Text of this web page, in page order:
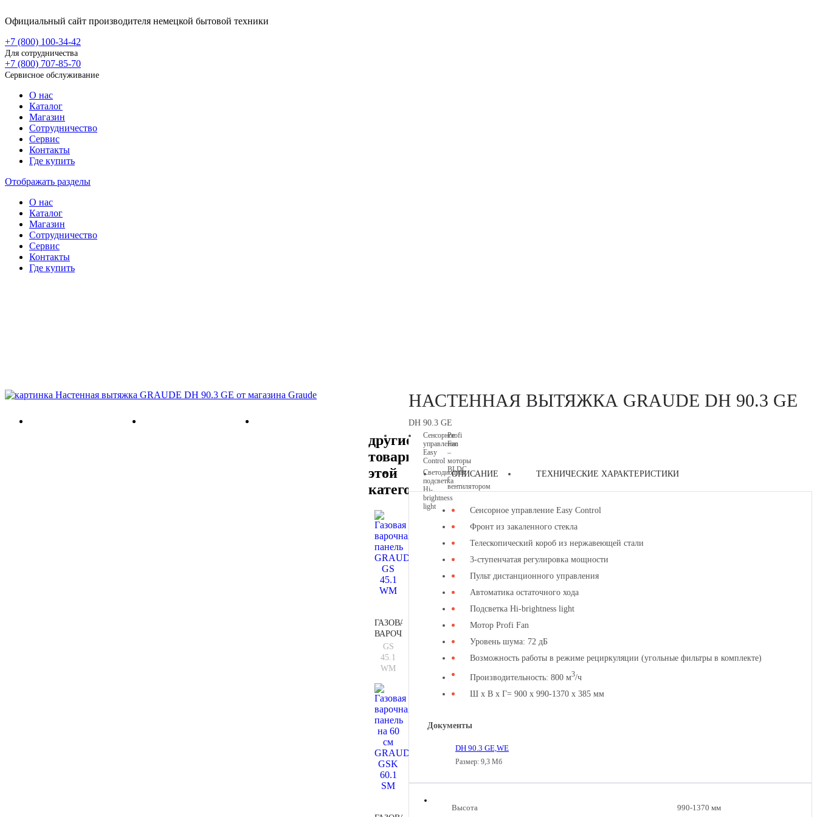
Официальный сайт производителя немецкой бытовой техники
+7 (800) 100-34-42
Для сотрудничества
+7 (800) 707-85-70
Сервисное обслуживание
О нас
Каталог
Магазин
Сотрудничество
Сервис
Контакты
Где купить
Отображать разделы
О нас
Каталог
Магазин
Сотрудничество
Сервис
Контакты
Где купить
НАСТЕННАЯ ВЫТЯЖКА GRAUDE DH 90.3 GE
DH 90.3 GE
Сенсорное
управление
Easy
Control
Светодиодная
подсветка
Hi-
brightness
light
Profi
Fan
–
моторы
BLDC
с
вентилятором
ОПИСАНИЕ ТЕХНИЧЕСКИЕ ХАРАКТЕРИСТИКИ
Сенсорное управление Easy Control
Фронт из закаленного стекла
Телескопический короб из нержавеющей стали
3-ступенчатая регулировка мощности
Пульт дистанционного управления
Автоматика остаточного хода
Подсветка Hi-brightness light
Мотор Profi Fan
Уровень шума: 72 дБ
Возможность работы в режиме рециркуляции (угольные фильтры в комплекте)
Производительность: 800 м3/ч
Ш х В х Г= 900 х 990-1370 х 385 мм
Документы
DH 90.3 GE,WE
Размер: 9,3 Мб
Высота 990-1370 мм
другие
товары
этой
категории
ГАЗОВАЯ
ВАРОЧНАЯ
ПАНЕЛЬ
GRAUDE
GS
WM
GS
45.1
WM